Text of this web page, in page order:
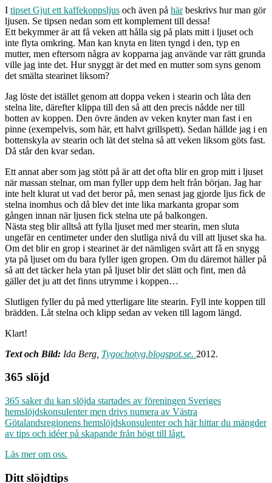
I tipset Gjut ett kaffekoppsljus och även på härbeskrivs hur man gör
ljusen. Se tipsen nedan som ett komplement till dessa!
Ett bekymmer är att få veken att hålla sig på plats mitt i ljuset och
inte flyta omkring. Man kan knyta en liten tyngd i den, typ en
mutter, men eftersom några av kopparna jag använde var rätt grunda
ville jag inte det. Hur snyggt är det med en mutter som syns genom
det smälta stearinet liksom?
Jag löste det istället genom att doppa veken i stearin och låta den
stelna lite, därefter klippa till den så att den precis nådde ner till
botten av koppen. Den övre änden av veken knyter man fast i en
pinne (exempelvis, som här, ett halvt grillspett). Sedan hällde jag i en
bottenskyla av stearin och lät det stelna så att veken liksom göts fast.
Då står den kvar sedan.
Ett annat aber som jag stött på är att det ofta blir en grop mitt i ljuset
när massan stelnar, om man fyller upp dem helt från början. Jag har
inte helt klurat ut vad det beror på, men senast jag gjorde ljus fick de
stelna inomhus och då blev det inte lika markanta gropar som
gången innan när ljusen fick stelna ute på balkongen.
Nästa steg blir alltså att fylla ljuset med mer stearin, men sluta
ungefär en centimeter under den slutliga nivå du vill att ljuset ska ha.
Om det blir en grop i stearinet är det nämligen svårt att få en snygg
yta på ljuset om du bara fyller igen gropen. Om du däremot häller på
så att det täcker hela ytan på ljuset blir det slätt och fint, men då
gäller det ju att det finns utrymme i koppen…
Slutligen fyller du på med ytterligare lite stearin. Fyll inte koppen till
brädden. Låt stelna och klipp sedan av veken till lagom längd.
Klart!
Text och Bild: Ida Berg, Tygochotyg.blogspot.se. 2012.
365 slöjd
365 saker du kan slöjda startades av föreningen Sveriges
hemslöjdskonsulenter men drivs numera av Västra
Götalandsregionens hemslöjdskonsulenter och här hittar du mängder
av tips och idéer på skapande från högt till lågt.
Läs mer om oss.
Ditt slöjdtips